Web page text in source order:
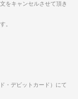
をキャンセルさせて頂き
。
・デビットカード）にて